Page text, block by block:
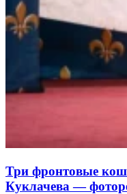
Три фронтовые
Куклачева —